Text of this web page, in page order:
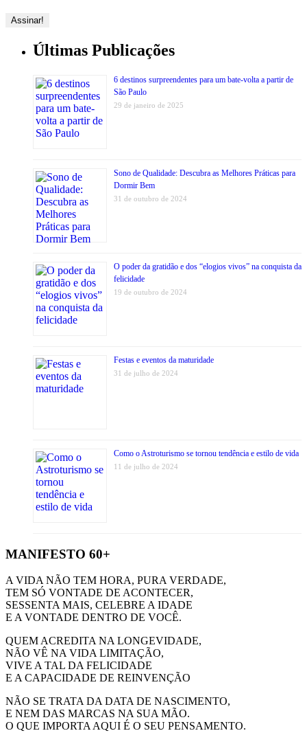
Últimas Publicações
6 destinos surpreendentes para um bate-volta a partir de
São Paulo
29 de janeiro de 2025
Sono de Qualidade: Descubra as Melhores Práticas para
Dormir Bem
31 de outubro de 2024
O poder da gratidão e dos “elogios vivos” na conquista da
felicidade
19 de outubro de 2024
Festas e eventos da maturidade
31 de julho de 2024
Como o Astroturismo se tornou tendência e estilo de vida
11 de julho de 2024
MANIFESTO 60+
A VIDA NÃO TEM HORA, PURA VERDADE,
TEM SÓ VONTADE DE ACONTECER,
SESSENTA MAIS, CELEBRE A IDADE
E A VONTADE DENTRO DE VOCÊ.
QUEM ACREDITA NA LONGEVIDADE,
NÃO VÊ NA VIDA LIMITAÇÃO,
VIVE A TAL DA FELICIDADE
E A CAPACIDADE DE REINVENÇÃO
NÃO SE TRATA DA DATA DE NASCIMENTO,
E NEM DAS MARCAS NA SUA MÃO.
O QUE IMPORTA AQUI É O SEU PENSAMENTO.